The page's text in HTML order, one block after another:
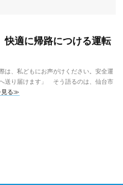
快適に帰路につける運転
、私どもにお声がけください。安全運
送り届けます」 そう語るのは、仙台市
見る≫